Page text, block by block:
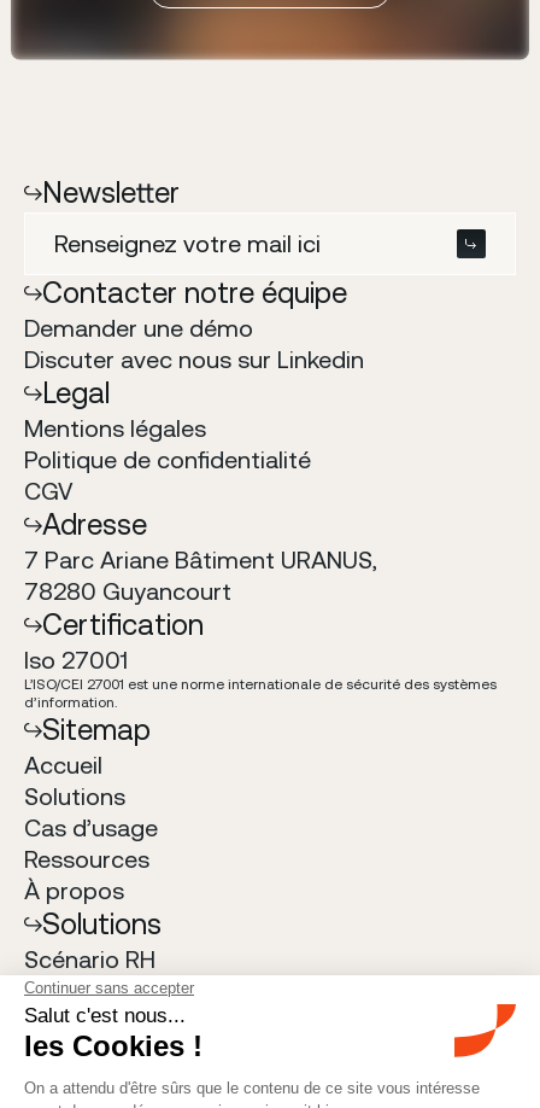
Newsletter
Contacter notre équipe
Demander une démo
Discuter avec nous sur Linkedin
Legal
Mentions légales
Politique de confidentialité
CGV
Adresse
7 Parc Ariane Bâtiment URANUS,
78280 Guyancourt
Certification
Iso 27001
L’ISO/CEI 27001 est une norme internationale de sécurité des systèmes
d’information.
Sitemap
Accueil
Solutions
Cas d’usage
Ressources
À propos
Solutions
Scénario RH
Salary Planning
Transparence des salaires
Email
bonjour@allshare.com